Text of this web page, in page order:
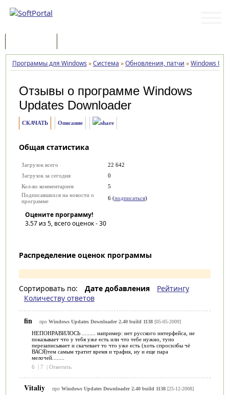
Программы для Windows »Система »Обновления, патчи »Windows
Отзывы о программе Windows
Updates Downloader
СКАЧАТЬ Описание
Общая статистика
Загрузок всего
22 642
Загрузок за сегодня
0
Кол-во комментариев
5
Подписавшихся на новости о
программе
6 (подписаться)
Оцените программу!
3.57из 5, всего оценок -30
Распределение оценок программы
Сортировать по: Дате добавления
Рейтингу
Количеству ответов
fin про Windows Updates Downloader 2.40 build 1138[05-05-2009]
НЕПОНРАВИЛОСЬ ......... например: нет русского интерфейса, не
показывает что у тебя уже есть или что тебе нужно, тупо
перезаписывает и скачевает то что уже есть (хоть спросилбы чё
ВАСЯ)тем самым тратит время и трафик, ну и еще пара
мелочей........
6
| 7 | Ответить
Vitaliy про Windows Updates Downloader 2.40 build 1138[25-12-2008]